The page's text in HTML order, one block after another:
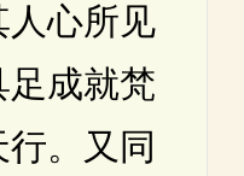
人心所见
足成就梵
。又同